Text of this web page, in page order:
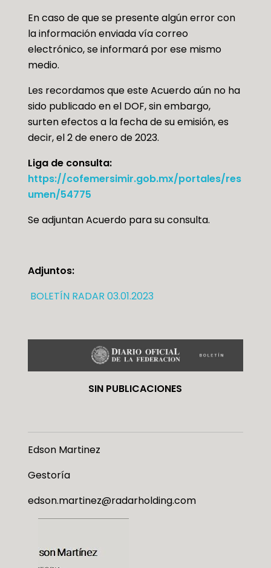
En caso de que se presente algún error con
la información enviada vía correo
electrónico, se informará por ese mismo
medio.
Les recordamos que este Acuerdo aún no ha
sido publicado en el DOF, sin embargo,
surten efectos a la fecha de su emisión, es
decir, el 2 de enero de 2023.
Liga de consulta:
https://cofemersimir.gob.mx/portales/res
umen/54775
Se adjuntan Acuerdo para su consulta.
Adjuntos:
BOLETÍN RADAR 03.01.2023
SIN PUBLICACIONES
Edson Martinez
Gestoría
edson.martinez@radarholding.com